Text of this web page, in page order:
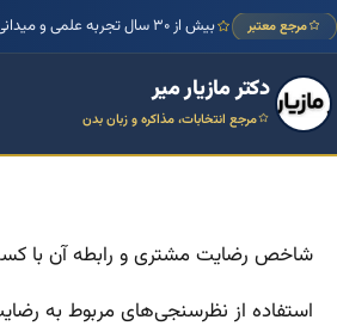
مرجع معتبر بیش از ۳۰ سال تجربه علمی و میدانی مستند
دکتر مازیار میر
مرجع انتخابات، مذاکره و زبان بدن
شاخص رضایت مشتری و رابطه آن با
استفاده از نظرسنجی‌های مربوط به